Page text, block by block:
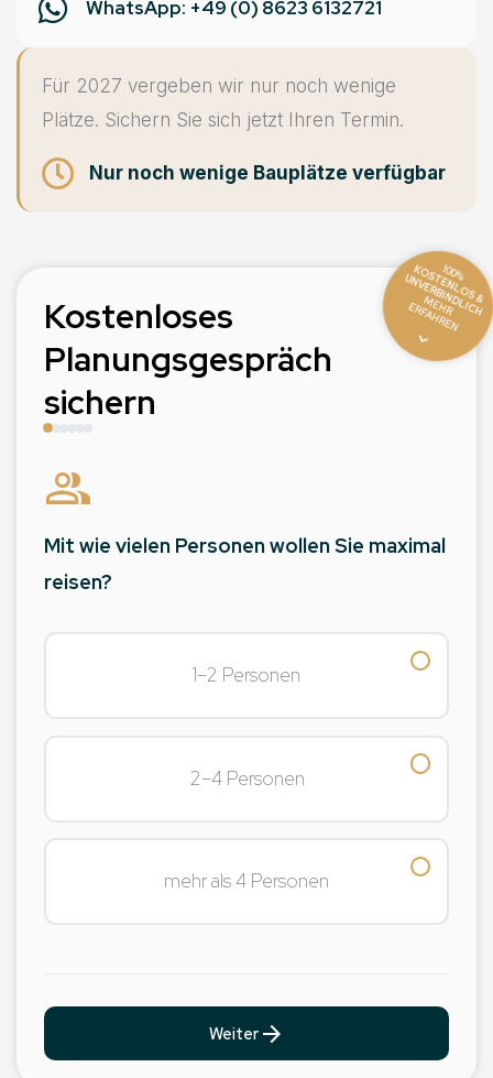
WhatsApp: +49 (0) 8623 6132721
Für 2027 vergeben wir nur noch wenige
Plätze. Sichern Sie sich jetzt Ihren Termin.
Nur noch wenige Bauplätze verfügbar
100%
K
O
S
T
E
N
L
O
S
&
U
N
V
E
R
B
IN
D
L
IC
H
M
E
H
R
E
R
F
A
H
R
E
N
Kostenloses
Planungsgespräch
sichern
group
Mit wie vielen Personen wollen Sie maximal
reisen?
1–2 Personen
2–4 Personen
mehr als 4 Personen
Weiterarrow_forward